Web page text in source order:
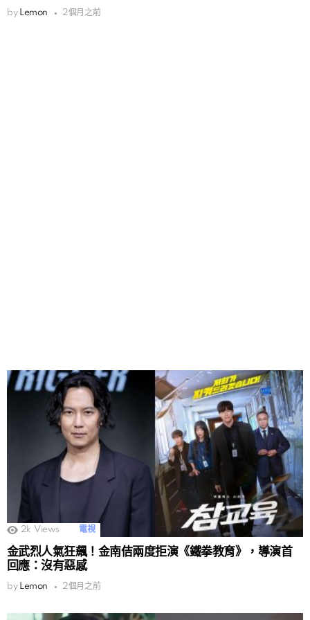
by Lemon 2個月之前
2k Views 電視
金武烈人氣狂飆！金南佶兩度拒演《鐵拳教育》，導演首
回應：沒有惡感
by Lemon 2個月之前